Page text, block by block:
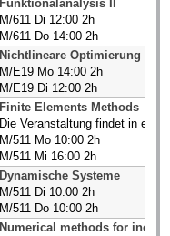
Funktionalanalysis II
M/611 Di 12:00 2h
M/611 Do 14:00 2h
Nichtlineare Optimierung
M/E19 Mo 14:00 2h
M/E19 Di 12:00 2h
Finite Elements Methods
Die Veranstaltung findet in
M/511 Mo 10:00 2h
M/511 Mi 16:00 2h
Dynamische Systeme
M/511 Di 10:00 2h
M/511 Do 10:00 2h
Numerical methods for